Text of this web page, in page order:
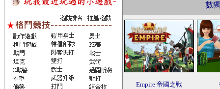
數
Empire 帝國之戰